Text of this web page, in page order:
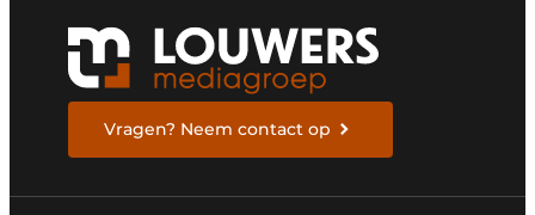
Vragen? Neem contact op